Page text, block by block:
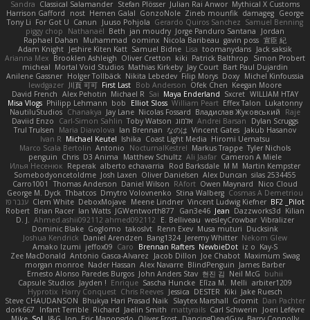
Sandra Classical Salamander Stefan Plösser Julian Rai Anwor Mythical X Customs
Harrison Gafford
nost Hemen Galal GonzoNole Zineb mounfik damageg George
Tony Li For Got U Canun Juuso Pohjola Gerardo Quiros Sanchez Samuel Benning
piggy chop
Nathanaël Beth jan moudry Jorge Panduro Santana
Jordan
Raphael Dahan
Muhammad oominx Nicola Baribeau gavin poss 宣臣 紀
Adam Knight Jeshire Kiten Katt Samuel Bidne Lisa toomanydans Jack saksik
Arianna Mex Brooklen Ashleigh Oliver Cretton kiki Patrick Balthrop
Simon Probert
micheal Mortal Void Studios Mathias Kirkeby Jay Court Bart Paul Dujardin
Anilene Gassner Holger Tollbäck Nikita Lebedev Filip Morys Doxy Michel Kinfoussia
lewdgazer 川頁 可可 First Last Bob Anderson Ofek Chen Keegan Moore
David French Alex Pehotin Michael R Sai Maya Enderland Sxcret WILLIAM HTAY
Misa Vlogs Philipp Lehmann bob Elliot Sloss William Peart Effex Talon Lukatonny
NautiluStudios Chanakya Jay Lane Nicolas Fossard Владислав Жуковський
Raje
Daviid Enzo
Carl-Simon Sahlin Toby Watson אלמוג Andrei Barsan
Dylan Scruggs
Trul Trulsen
Maria Diavolova Ian Brennan なのは Vincent Gates Jakub Hasanov
Ivan R Michael Keutel Ishika Coast Light Media Hiromi Uematsu
Marco Scala Bertolin Antonio NocturnalKestrel Markus Trappe Tyler Nichols
penguin Chris D3 Anima Matthew Schultz Ali Jaafar Cameron A Miele
Илья Несенюк Reperak alberto echavarria Rod Barksdale M M Martin Kempster
Somebodyoncetoldme Josh Laxen Oliver Danielsen Alex Duncan silas 2534455
Carro1001
Thomas Anderson Daniel Wilson RAfort Owen Maynard
Nico Cloud
George M. Dyck Thbatcos Dmytro Volovnenko Stina Walberg Cosmas A Demetriou
ענבר פז Clem White DeboxMojave Meene Lindner Vincent Ludwig Kiefner BF2 _Pilot
Robert Brian Racer Ian Watts JGWentworth877 Gan3e46 Jean Dazzworks3d Kilian
D. J.
Ahmed.ashii092112 ahmed092112 E. Belliveau wesleyCrowbar Vibralizer
Dominic Blake Goglomo takoslvt Renn Exev Musa muturi Ducksink
Joshua Kendrick Daniel Arendzen Bang1324 Jeremy Whitter Nekom Glew
Amako Izumi jeffox09 Caro Brennan Rafters NewbieDot iz o Kay-S
Zee MacDonald Antonio Gasca-Alvarez Jacob Dillon Joe Chabot Maximum Swag
morgan monroe Nader Hassan Alex Navarre BlindPenguin James Barber
Ernesto Alonso Paredes Burgos John Anders Stav 현진 김 Neil McG buhii
Capsule Studios Jayden ! Enrique Sascha Huncke Elīza M. Melli arbiter1209
Hyprotix Harry Conquest Chris Reeves Jessica DESTER Kiki Jake Ruesch
Steve CHAUDANSON Bhukya Hari Prasad Naik Slaytex Marshall Gromit Dan Pachter
dork667
Infant Terrible Richard Jaelin Smith mattyrails Carl Schwerin
Joeri Lefévre